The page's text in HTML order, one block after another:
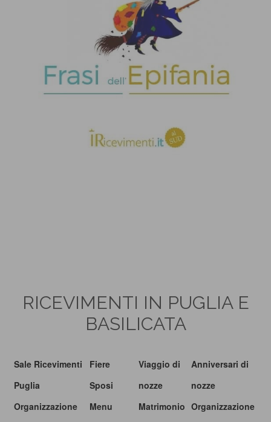
RICEVIMENTI IN PUGLIA E
BASILICATA
Sale Ricevimenti
Puglia
Organizzazione
Fiere
Sposi
Menu
Viaggio di
nozze
Matrimonio
Anniversari di
nozze
Organizzazione